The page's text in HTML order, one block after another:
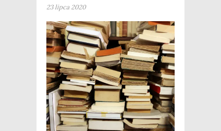
23 lipca 2020